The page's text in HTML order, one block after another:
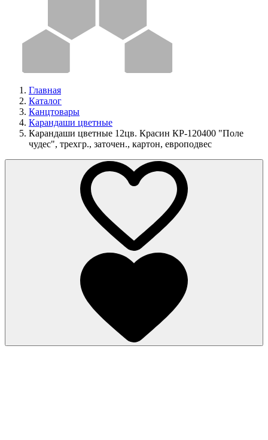
Главная
Каталог
Канцтовары
Карандаши цветные
Карандаши цветные 12цв. Красин КР-120400 "Поле
чудес", трехгр., заточен., картон, европодвес